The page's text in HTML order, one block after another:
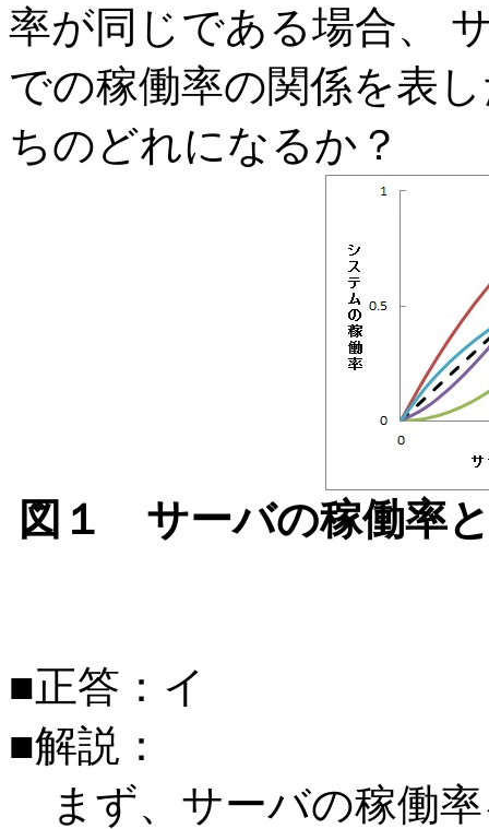
率が同じである場合、
での稼働率の関係を表
ちのどれになるか？
図１ サーバの稼働率
■正答：イ
■解説：
まず、サーバの稼働